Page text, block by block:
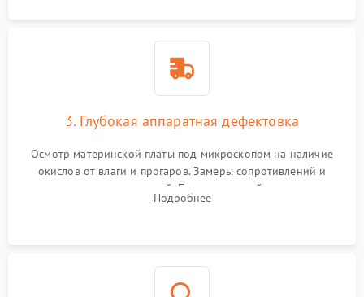
3. Глубокая аппаратная дефектовка
Осмотр материнской платы под микроскопом на наличие
окислов от влаги и прогаров. Замеры сопротивлений и
дежурных напряжений. Проверка цепей питания,
мультиконтроллера, процессора и видеочипа.
Подробнее